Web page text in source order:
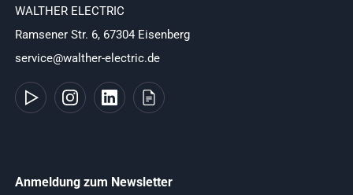
WALTHER ELECTRIC
Ramsener Str. 6, 67304 Eisenberg
service@walther-electric.de
Anmeldung zum Newsletter